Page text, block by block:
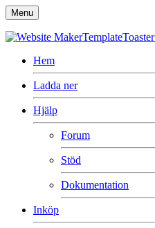
Menu
TemplateToaster
Hem
Ladda ner
Hjälp
Forum
Stöd
Dokumentation
Inköp